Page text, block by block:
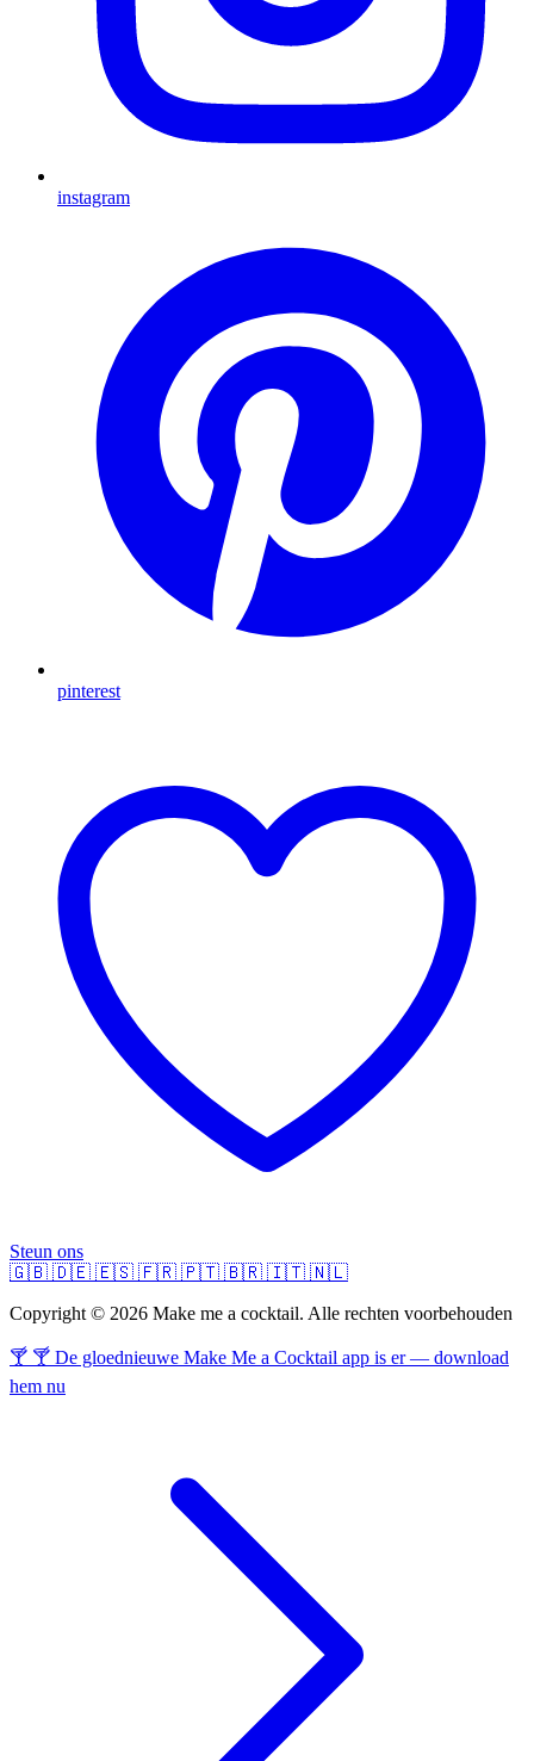
instagram
pinterest
Steun ons
🇬🇧 🇩🇪 🇪🇸 🇫🇷 🇵🇹 🇧🇷 🇮🇹 🇳🇱
Copyright © 2026 Make me a cocktail. Alle rechten voorbehouden
🍸 🍸 De gloednieuwe Make Me a Cocktail app is er — download
hem nu